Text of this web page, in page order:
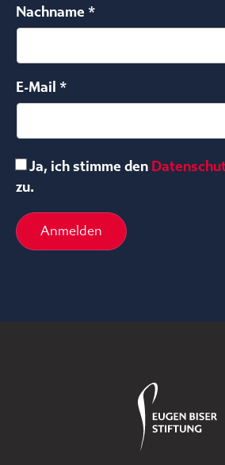
Nachname *
E-Mail *
Ja, ich stimme den
zu.
Anmelden